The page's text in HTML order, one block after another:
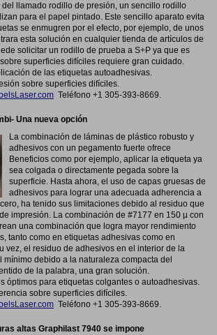
llamado rodillo de presión, un sencillo rodillo
para el papel pintado. Este sencillo aparato evita
se enmugren por el efecto, por ejemplo, de unos
esta solución en cualquier tienda de artículos de
solicitar un rodillo de prueba a S+P ya que es
superficies difíciles requiere gran cuidado.
de las etiquetas autoadhesivas.
sobre superficies difíciles.
Teléfono +1 305-393-8669.
Una nueva opción
La combinación de láminas de plástico robusto y
adhesivos con un pegamento fuerte ofrece
Beneficios como por ejemplo, aplicar la etiqueta ya
sea colgada o directamente pegada sobre la
superficie. Hasta ahora, el uso de capas gruesas de
adhesivos para lograr una adecuada adherencia a
ha tenido sus limitaciones debido al residuo que
impresión. La combinación de #7177 en 150 µ con
una combinación que logra mayor rendimiento
tanto como en etiquetas adhesivas como en
vez, el residuo de adhesivos en el interior de la
mínimo debido a la naturaleza compacta del
de la palabra, una gran solución.
óptimos para etiquetas colgantes o autoadhesivas.
sobre superficies difíciles.
Teléfono +1 305-393-8669.
altas Graphilast 7940 se impone